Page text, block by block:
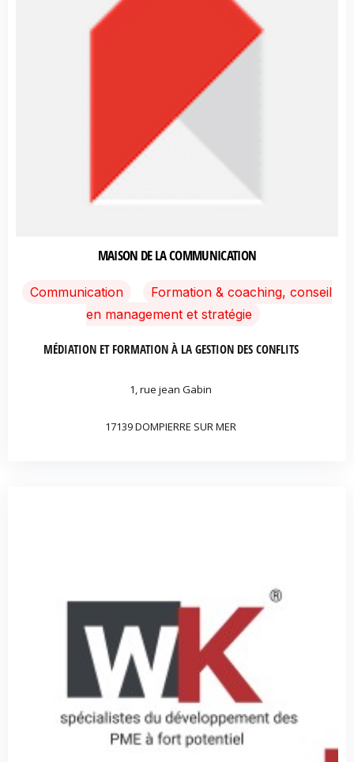
MAISON DE LA COMMUNICATION
Communication
Formation & coaching, conseil
en management et stratégie
MÉDIATION ET FORMATION À LA GESTION DES CONFLITS
1, rue jean Gabin
17139 DOMPIERRE SUR MER